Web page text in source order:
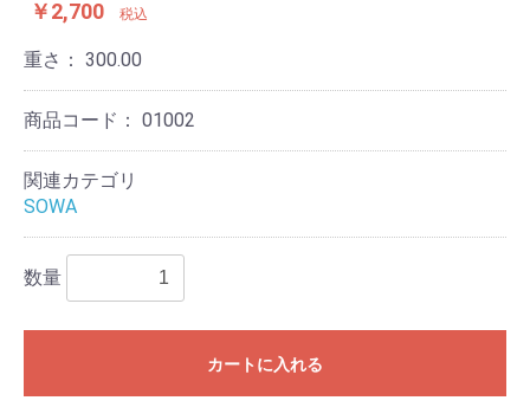
￥2,700 税込
重さ： 300.00
商品コード： 01002
関連カテゴリ
SOWA
数量
カートに入れる